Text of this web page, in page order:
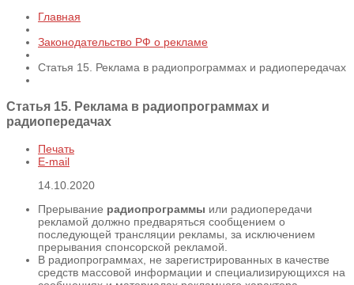
Главная
Законодательство РФ о рекламе
Статья 15. Реклама в радиопрограммах и радиопередачах
Статья 15. Реклама в радиопрограммах и
радиопередачах
Печать
E-mail
14.10.2020
Прерывание радиопрограммы или радиопередачи
рекламой должно предваряться сообщением о
последующей трансляции рекламы, за исключением
прерывания спонсорской рекламой.
В радиопрограммах, не зарегистрированных в качестве
средств массовой информации и специализирующихся на